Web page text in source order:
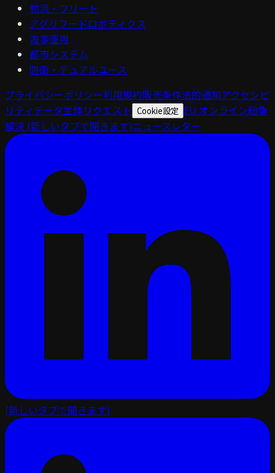
物流・フリート
アグリフードロボティクス
海事運用
都市システム
防衛・デュアルユース
プライバシーポリシー利用規約販売条件法的通知アクセシビ
リティデータ主体リクエスト Cookie設定 EU オンライン紛争
解決 (新しいタブで開きます)ニュースレター
(新しいタブで開きます)